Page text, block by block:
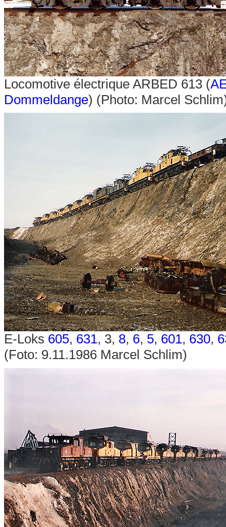
Locomotive électrique ARBED 613 (
Dommeldange) (Photo: Marcel
E-Loks 605, 631, 3, 8, 6, 5, 601, 630,
(Foto: 9.11.1986 Marcel Schlim)